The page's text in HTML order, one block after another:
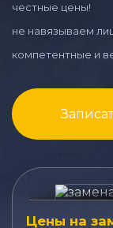
честные цены!
не навязываем
компетентные и
Цены на